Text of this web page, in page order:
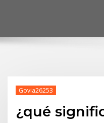
Govia26253
¿qué